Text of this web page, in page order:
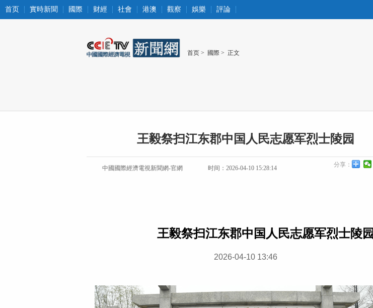
首页 實時新聞 國際 财經 社會 港澳 觀察 娛樂 評論
首页 > 國際 > 正文
王毅祭扫江东郡中国人民志愿军烈士陵园
中國國際經濟電視新聞網-官網 时间：2026-04-10 15:28:14 分享：
王毅祭扫江东郡中国人民志愿军烈士陵园
2026-04-10 13:46